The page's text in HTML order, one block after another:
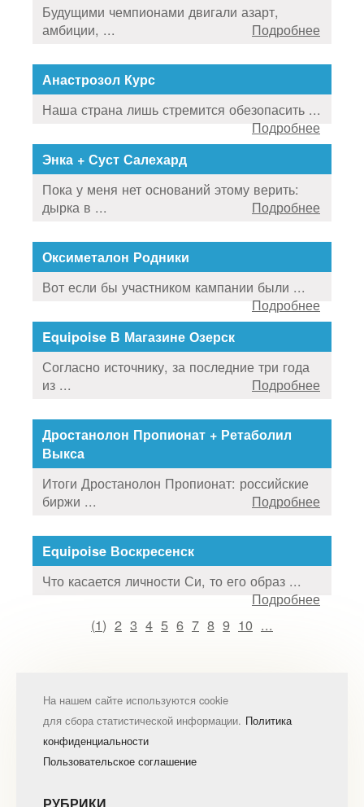
Будущими чемпионами двигали азарт,
амбиции, ...
Подробнее
Анастрозол Курс
Наша страна лишь стремится обезопасить ...
Подробнее
Энка + Суст Салехард
Пока у меня нет оснований этому верить:
дырка в ...
Подробнее
Оксиметалон Родники
Вот если бы участником кампании были ...
Подробнее
Equipoise В Магазине Озерск
Согласно источнику, за последние три года
из ...
Подробнее
Дростанолон Пропионат + Ретаболил
Выкса
Итоги Дростанолон Пропионат: российские
биржи ...
Подробнее
Equipoise Воскресенск
Что касается личности Си, то его образ ...
Подробнее
(1) 2 3 4 5 6 7 8 9 10 ...
На нашем сайте используются cookie
для сбора статистической информации. Политика
конфиденциальности
Пользовательское соглашение
РУБРИКИ